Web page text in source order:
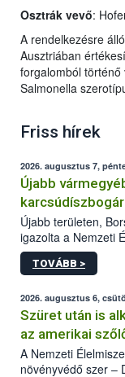
Osztrák vevő:
A rendelkezésre
Ausztriában
forgalomból
Salmonella
Friss hírek
2026. augusztus 7,
Újabb
karcsúdíszbogár
Újabb területen,
igazolta a Nemzeti
kőrisrontó
kártevőt nem csak
az intenzív
hatósággal is
TOVÁBB >
2026. augusztus 6,
Szüret után is
az amerikai
A Nemzeti
növényvédő szer –